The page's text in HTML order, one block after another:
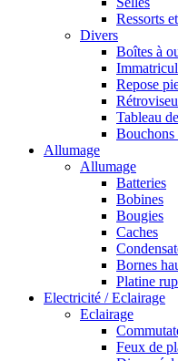
Ressorts
Divers
Boîtes à
Repose
Tableau
Bouchons
Allumage
Allumage
Batteries
Bobines
Bougies
Caches
Bornes
Platine
Electricité / Eclairage
Eclairage
Feux de